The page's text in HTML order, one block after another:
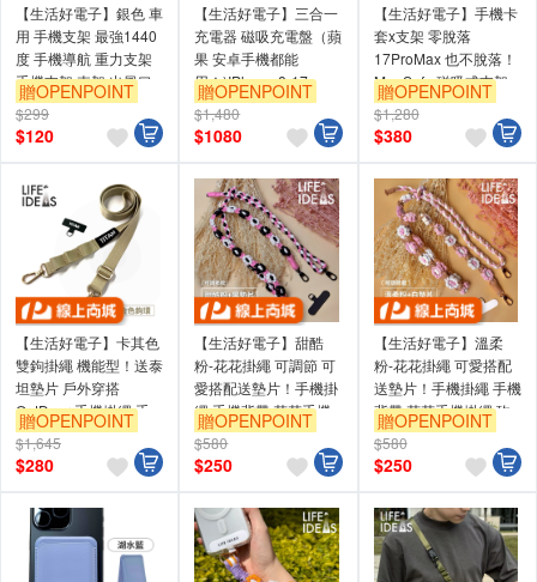
【生活好電子】銀色 車
用 手機支架 最強1440
度 手機導航 重力支架
手機支架 車架 出風口
汽車支架 廚房立架
贈OPENPOINT
$299
$120
【生活好電子】三合一
充電器 磁吸充電盤（蘋
果 安卓手機都能
用！)IPhone 8-17
Watch6-10 Airpods
MagSafe Type-c - 銀河
白
贈OPENPOINT
$1,480
$1080
【生活好電子】手機卡
套x支架 零脫落
17ProMax 也不脫落！
MagSafe 磁吸式支架
皮革質感 卡套 卡包 卡
夾 適用
iPhone/Android-甜心
贈OPENPOINT
$1,280
$380
【生活好電子】卡其色
雙鉤掛繩 機能型！送泰
坦墊片 戶外穿搭
OutDoor 手機掛繩 手
機背帶 手機繩 掛繩
贈OPENPOINT
$1,645
$280
【生活好電子】甜酷
粉-花花掛繩 可調節 可
愛搭配送墊片！手機掛
繩 手機背帶 花花手機
掛繩 玫瑰金鉤 手機背
繩 手機背繩 手機鍊 手
機掛繩斜背
贈OPENPOINT
$580
$250
【生活好電子】溫柔
粉-花花掛繩 可愛搭配
送墊片！手機掛繩 手機
背帶 花花手機掛繩 玫
瑰金鉤 手機背繩 手機
背繩 手機鍊 手機掛繩
斜背
贈OPENPOINT
$580
$250